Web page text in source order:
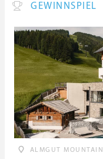
GEWINNSPIEL
ALMGUT